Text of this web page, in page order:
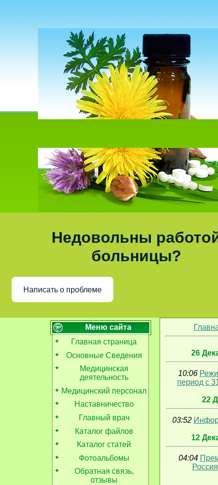
Недовольны
больницы?
Написать о проблеме
Меню сайта
Главная страница
Основные Сведения
Медицинская
деятельность
Медицинский персонал
Наставничество
Главный врач
Каталог файлов
Каталог статей
Фотоальбомы
Обратная связь,
отзывы
26
10:06
период с
22
03:52
12
04:04